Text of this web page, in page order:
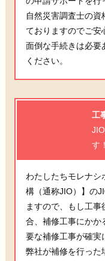
自然災害調査士の資
ておりますのでご安
面倒な手続きは必要
ください。
工
す！
わたしたちモレナシ
構（通称JIO）】の
ますので、もし工
合、補修工事にかか
要な補修工事が確実
弊社が補修を行った